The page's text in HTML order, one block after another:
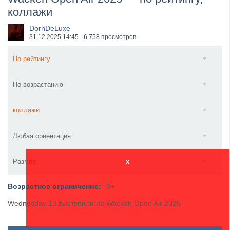
​Anthrax выпустили новый сингл и клип «Everybod...
коллажи
DornDeLuxe
31.12.2025 14:45 6 758 просмотров
По рейтингу
По возрастанию
коллажи
Любая ориентация
Размер x
Возрастное ограничение: 6+
Wednesday 13 выступили на Wacken Open Air 2025